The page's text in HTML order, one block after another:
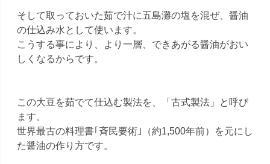
そして取っておいた茹で汁に五島灘の塩を混ぜ、醤油
の仕込み水として使います。
こうする事により、より一層、できあがる醤油がおい
しくなるからです。
この大豆を茹でて仕込む製法を、「古式製法」と呼び
ます。
世界最古の料理書｢斉民要術｣（約1,500年前）を元にし
た醤油の作り方です。